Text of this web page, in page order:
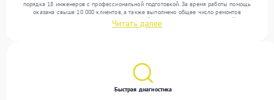
порядка 18 инженеров с профессиональной подготовкой. За время работы помощь
оказана свыше 10 000 клиентов, а также выполнено общее число ремонтов
превысило 12 000. Ежемесячно в сервисный центр поступает от 300 устройств,
включая , , . Мы работаем с широким спектром неисправностей и гарантируем
Читать далее
Быстрая диагностика